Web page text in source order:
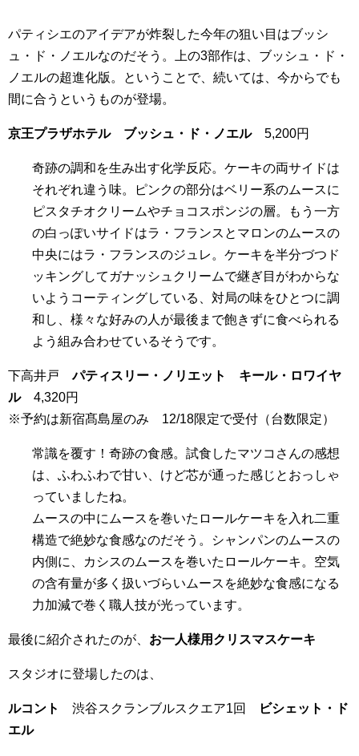
パティシエのアイデアが炸裂した今年の狙い目はブッシ
ュ・ド・ノエルなのだそう。上の3部作は、ブッシュ・ド・
ノエルの超進化版。ということで、続いては、今からでも
間に合うというものが登場。
京王プラザホテル ブッシュ・ド・ノエル5,200円
奇跡の調和を生み出す化学反応。ケーキの両サイドは
それぞれ違う味。ピンクの部分はベリー系のムースに
ピスタチオクリームやチョコスポンジの層。もう一方
の白っぽいサイドはラ・フランスとマロンのムースの
中央にはラ・フランスのジュレ。ケーキを半分づつド
ッキングしてガナッシュクリームで継ぎ目がわからな
いようコーティングしている、対局の味をひとつに調
和し、様々な好みの人が最後まで飽きずに食べられる
よう組み合わせているそうです。
下高井戸パティスリー・ノリエット キール・ロワイヤ
ル4,320円
※予約は新宿髙島屋のみ 12/18限定で受付（台数限定）
常識を覆す！奇跡の食感。試食したマツコさんの感想
は、ふわふわで甘い、けど芯が通った感じとおっしゃ
っていましたね。
ムースの中にムースを巻いたロールケーキを入れ二重
構造で絶妙な食感なのだそう。シャンパンのムースの
内側に、カシスのムースを巻いたロールケーキ。空気
の含有量が多く扱いづらいムースを絶妙な食感になる
力加減で巻く職人技が光っています。
最後に紹介されたのが、 お一人様用クリスマスケーキ
スタジオに登場したのは、
ルコント 渋谷スクランブルスクエア1回
ビシェット・ド
エル